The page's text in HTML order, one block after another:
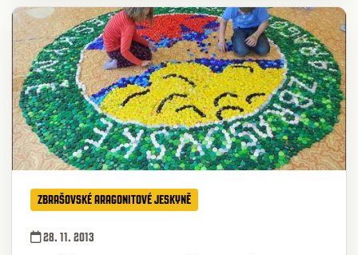
ZBRAŠOVSKÉ ARAGONITOVÉ JESKYNĚ
28. 11. 2013